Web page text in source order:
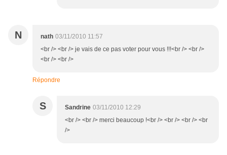
N nath 03/11/2010 11:57
<br /> <br /> je vais de ce pas voter pour vous !!!<br /> <br />
<br /> <br />
Répondre
S Sandrine 03/11/2010 12:29
<br /> <br /> merci beaucoup !<br /> <br /> <br /> <br
/>